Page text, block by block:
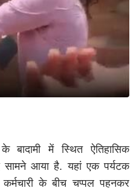
में स्थित ऐतिहासिक
सामने आया है. यहां एक पर्यटक
कर्मचारी के बीच चप्पल पहनकर